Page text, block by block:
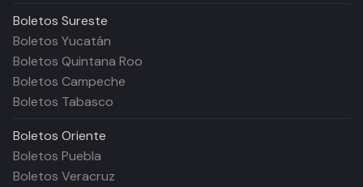
Boletos Sureste
Boletos Yucatán
Boletos Quintana Roo
Boletos Campeche
Boletos Tabasco
Boletos Oriente
Boletos Puebla
Boletos Veracruz